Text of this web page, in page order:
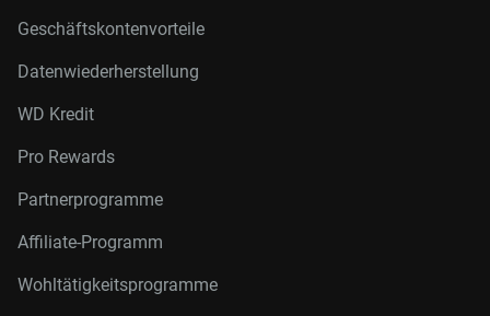
Geschäftskontenvorteile
Datenwiederherstellung
WD Kredit
Pro Rewards
Partnerprogramme
Affiliate-Programm
Wohltätigkeitsprogramme